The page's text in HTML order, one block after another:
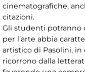
cinematografiche,
citazioni.
Gli studenti potranno
per l’arte abbia
artistico di Pasolini, in
ricorrono dalla